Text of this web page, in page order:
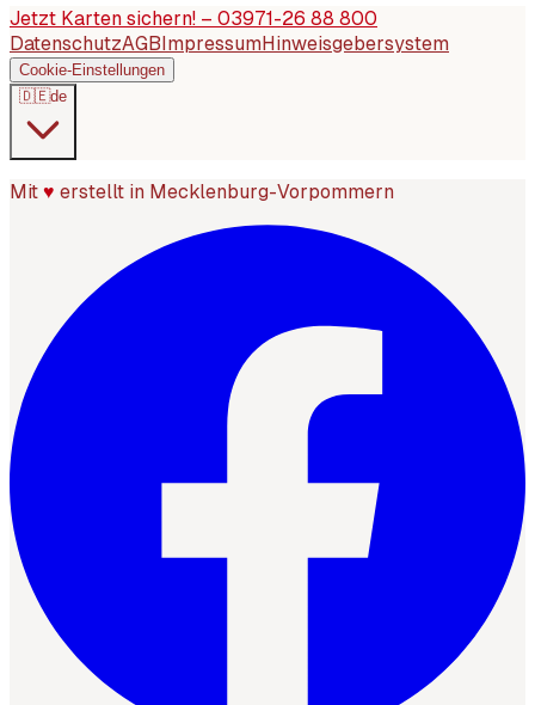
Jetzt Karten sichern! – 03971-26 88 800
DatenschutzAGB ImpressumHinweisgebersystem
Cookie-Einstellungen
🇩🇪de
Mit ♥ erstellt in Mecklenburg-Vorpommern